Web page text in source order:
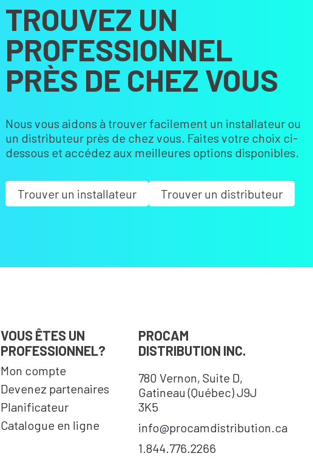
TROUVEZ UN
PROFESSIONNEL
PRÈS DE CHEZ VOUS
Nous vous aidons à trouver facilement un installateur ou
un distributeur près de chez vous. Faites votre choix ci-
dessous et accédez aux meilleures options disponibles.
Trouver un installateur Trouver un distributeur
VOUS ÊTES UN
PROFESSIONNEL?
Mon compte
Devenez partenaires
Planificateur
Catalogue en ligne
PROCAM
DISTRIBUTION INC.
780 Vernon, Suite D,
Gatineau (Québec) J9J
3K5
info@procamdistribution.ca
1.844.776.2266